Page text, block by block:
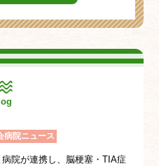
病院ニュース
病院が連携し、脳梗塞・TIA症